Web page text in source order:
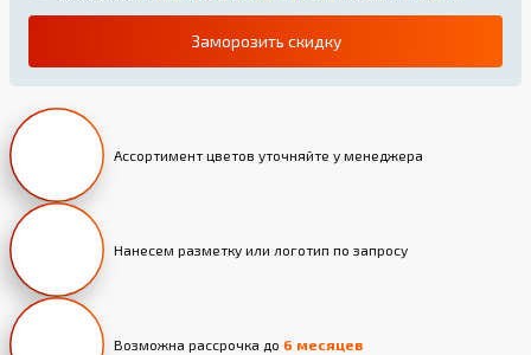
Заморозить скидку
Ассортимент цветов уточняйте у менеджера
Нанесем разметку или логотип по запросу
Возможна рассрочка до 6 месяцев